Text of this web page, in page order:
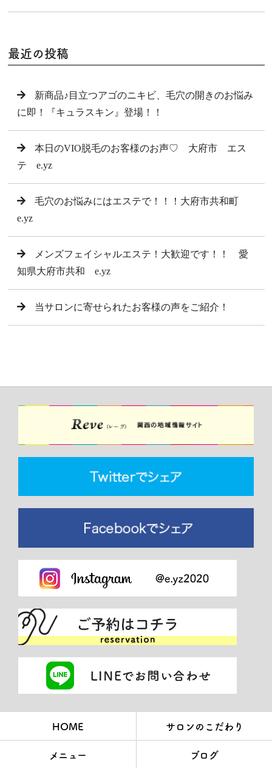
最近の投稿
新商品♪目立つアゴのニキビ、毛穴の開きのお悩み
に即！『キュラスキン』登場！！
本日のVIO脱毛のお客様のお声♡ 大府市 エス
テ e.yz
毛穴のお悩みにはエステで！！！大府市共和町
e.yz
メンズフェイシャルエステ！大歓迎です！！ 愛
知県大府市共和 e.yz
当サロンに寄せられたお客様の声をご紹介！
HOME サロンのこだわり
メニュー ブログ